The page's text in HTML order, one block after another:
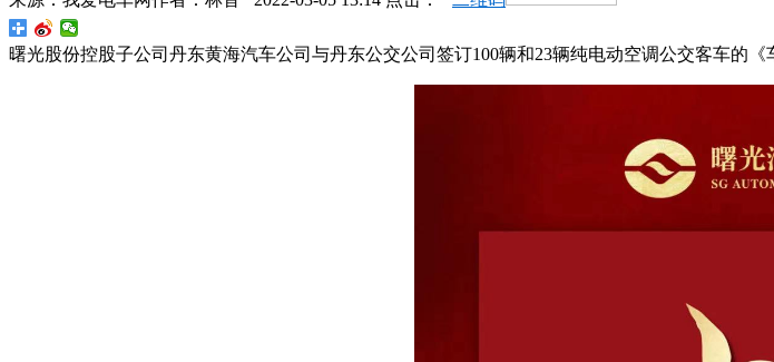
曙光股份控股子公司丹东黄海汽车公司与丹东公交公司签订100辆和23辆纯电动空调公交客车的《